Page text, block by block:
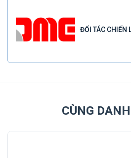
ĐỐI TÁC CHIẾN
CÙNG